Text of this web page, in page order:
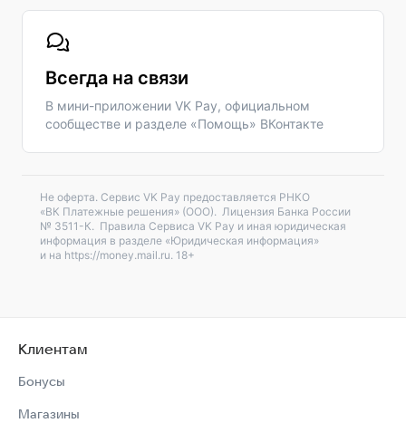
Всегда на связи
В мини-приложении VK Pay, официальном
сообществе и разделе «Помощь» ВКонтакте
Не оферта. Сервис VK Pay предоставляется РНКО
«ВК Платежные решения» (ООО). Лицензия Банка России
№ 3511-К. Правила Сервиса VK Pay и иная юридическая
информация в разделе «Юридическая информация»
и на https://money.mail.ru. 18+
Клиентам
Бонусы
Магазины